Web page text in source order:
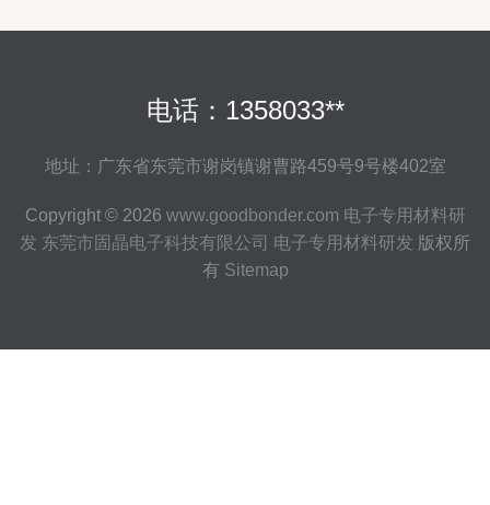
电话：1358033**
地址：广东省东莞市谢岗镇谢曹路459号9号楼402室
Copyright © 2026 www.goodbonder.com 电子专用材料研
发 东莞市固晶电子科技有限公司 电子专用材料研发 版权所
有 Sitemap